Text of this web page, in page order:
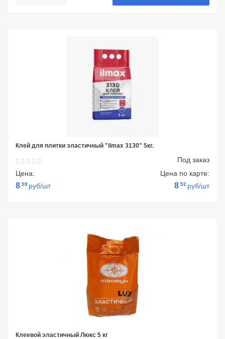
Клей для плитки эластичный "ilmax 3130" 5кг.
Под заказ
Цена:
8 59 руб/шт
Цена по карте:
8 52 руб/шт
Клеевой эластичный Люкс 5 кг